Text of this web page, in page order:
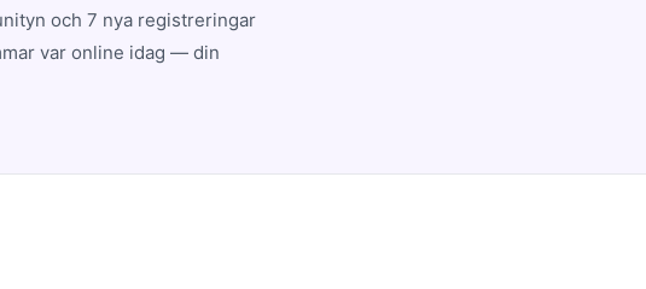
och 7 nya registreringar
var online idag — din